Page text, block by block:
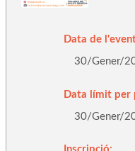
Data de
30/Gener/
Data límit per
30/Gener/